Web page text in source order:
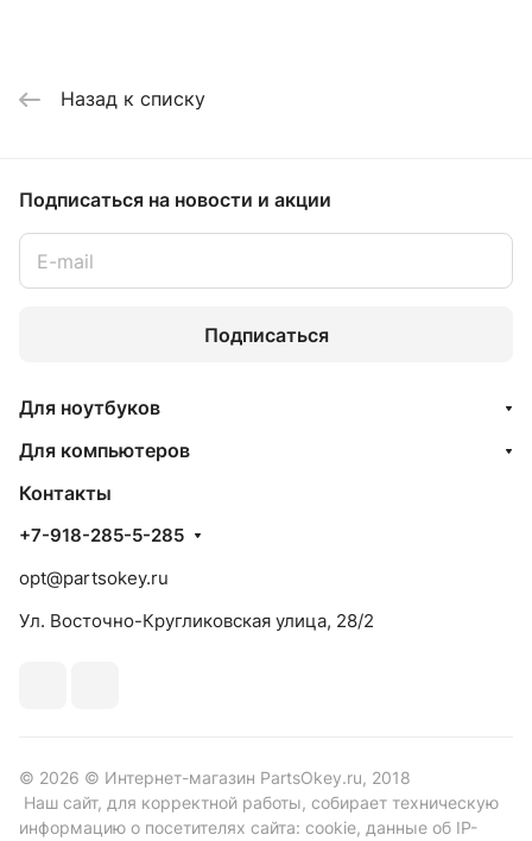
Назад к списку
Подписаться на новости и акции
Подписаться
Для ноутбуков
Для компьютеров
Контакты
+7-918-285-5-285
opt@partsokey.ru
Ул. Восточно-Кругликовская улица, 28/2
© 2026 © Интернет-магазин PartsOkey.ru, 2018
Наш сайт, для корректной работы, собирает техническую
информацию о посетителях сайта: cookie, данные об IP-